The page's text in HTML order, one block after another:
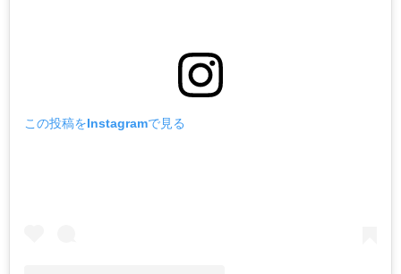
この投稿をInstagramで見る